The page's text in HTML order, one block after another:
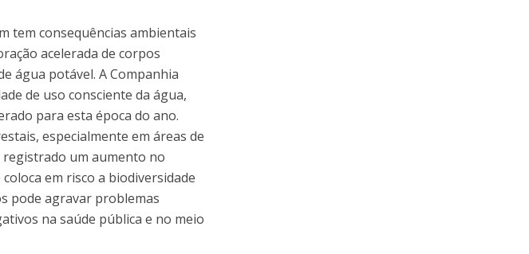
tem consequências ambientais
acelerada de corpos
água potável. A Companhia
de uso consciente da água,
para esta época do ano.
especialmente em áreas de
registrado um aumento no
em risco a biodiversidade
pode agravar problemas
na saúde pública e no meio